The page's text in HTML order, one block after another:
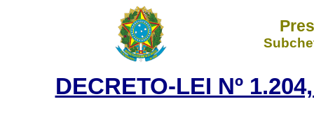
DECRETO-LEI Nº